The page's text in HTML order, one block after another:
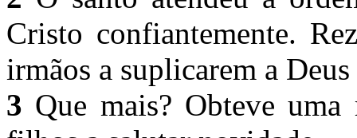
Cristo confiantemente.
irmãos a suplicarem a
3 Que mais? Obteve uma